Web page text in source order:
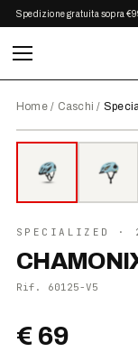
Spedizione gratuita sopra
Home/ Caschi /
SPECIALIZED ·
Rif. 60125-V5
€ 69